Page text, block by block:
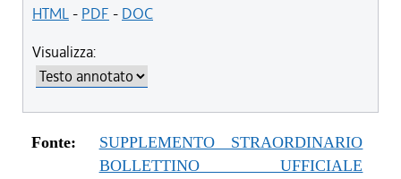
HTML- PDF - DOC
Visualizza:
Fonte:
SUPPLEMENTO STRAORDINARIO
BOLLETTINO UFFICIALE